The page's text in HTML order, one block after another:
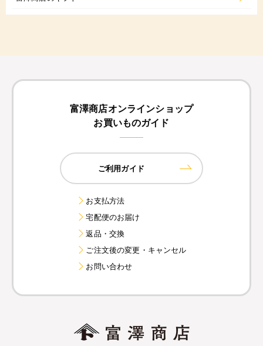
富澤商店オンラインショップ
お買いものガイド
ご利用ガイド
お支払方法
宅配便のお届け
返品・交換
ご注文後の変更・キャンセル
お問い合わせ